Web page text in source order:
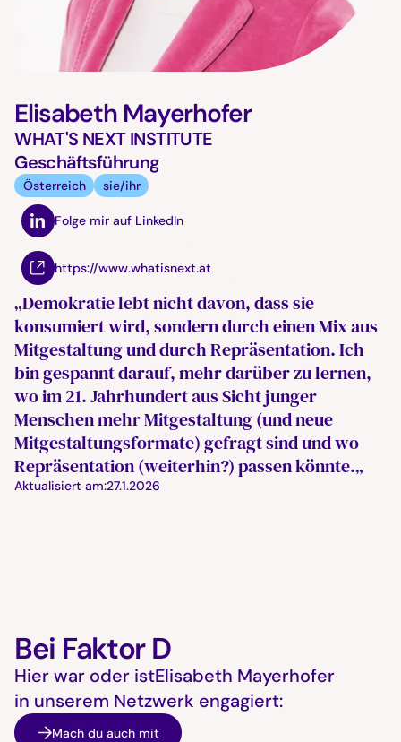
Elisabeth Mayerhofer
WHAT'S NEXT INSTITUTE
Geschäftsführung
Österreich sie/ihr
Folge mir auf LinkedIn
https://www.whatisnext.at
„Demokratie lebt nicht davon, dass sie
konsumiert wird, sondern durch einen Mix aus
Mitgestaltung und durch Repräsentation. Ich
bin gespannt darauf, mehr darüber zu lernen,
wo im 21. Jahrhundert aus Sicht junger
Menschen mehr Mitgestaltung (und neue
Mitgestaltungsformate) gefragt sind und wo
Repräsentation (weiterhin?) passen könnte.„
Aktualisiert am:27.1.2026
Bei Faktor D
Hier war oder istElisabeth Mayerhofer
in unserem Netzwerk engagiert:
Mach du auch mit